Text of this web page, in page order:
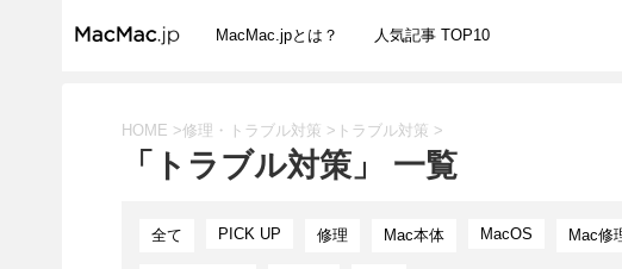
MacMac.jpとは？ 人気記事 TOP10
HOME >修理・トラブル対策 > トラブル対策 >
「トラブル対策」 一覧
全て PICK UP 修理 Mac本体 MacOS Mac修